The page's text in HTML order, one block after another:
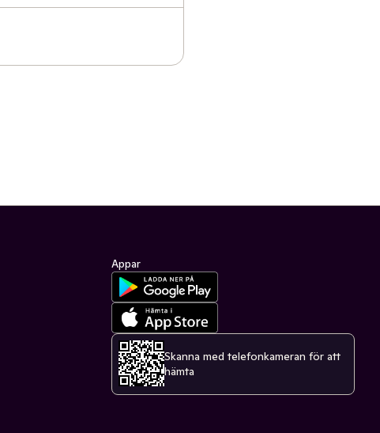
Appar
Skanna med telefonkameran för att
hämta